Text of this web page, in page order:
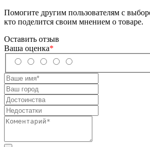
Помогите другим пользователям с
кто поделится своим мнением о товаре.
Оставить отзыв
Ваша оценка*